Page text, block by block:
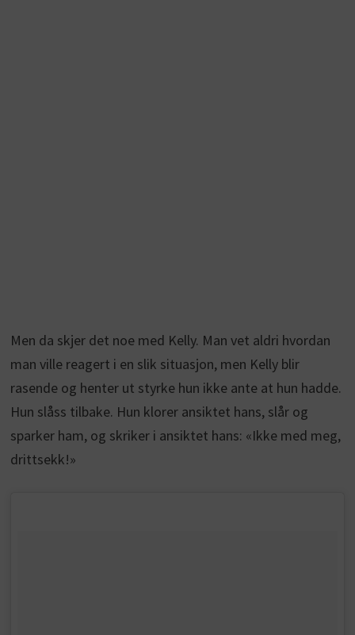
Men da skjer det noe med Kelly. Man vet aldri hvordan
man ville reagert i en slik situasjon, men Kelly blir
rasende og henter ut styrke hun ikke ante at hun hadde.
Hun slåss tilbake. Hun klorer ansiktet hans, slår og
sparker ham, og skriker i ansiktet hans: «Ikke med meg,
drittsekk!»